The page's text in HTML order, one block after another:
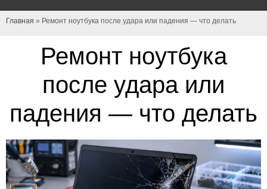
Главная » Ремонт ноутбука после удара или падения — что делать
Ремонт ноутбука
после удара или
падения — что делать